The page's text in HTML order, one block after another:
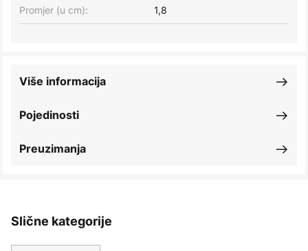
Promjer (u cm): 1,8
Pojedinosti
Više informacija
Preuzimanja
Slične kategorije